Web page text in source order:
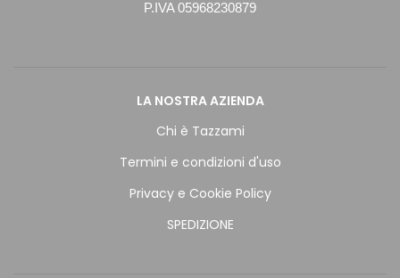
P.IVA 05968230879
LA NOSTRA AZIENDA
Chi è Tazzami
Termini e condizioni d'uso
Privacy e Cookie Policy
SPEDIZIONE